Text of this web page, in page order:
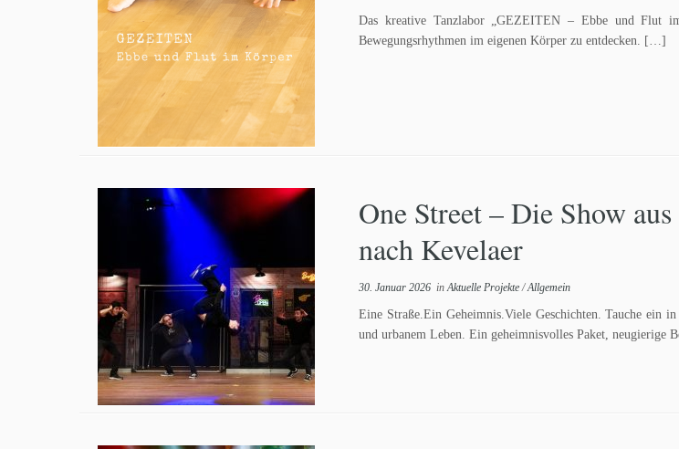
Das kreative Tanzlabor „GEZEITEN – Ebbe und Flut
Bewegungsrhythmen im eigenen Körper zu entdecken. […]
One Street – Die Show
nach Kevelaer
30. Januar 2026 inAktuelle Projekte/Allgemein
Eine Straße.Ein Geheimnis.Viele Geschichten. Tauche ein
und urbanem Leben. Ein geheimnisvolles Paket, neugierige